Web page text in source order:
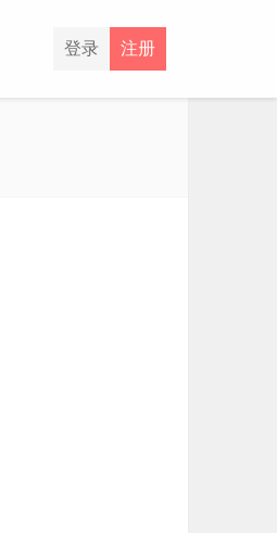
注册
登录